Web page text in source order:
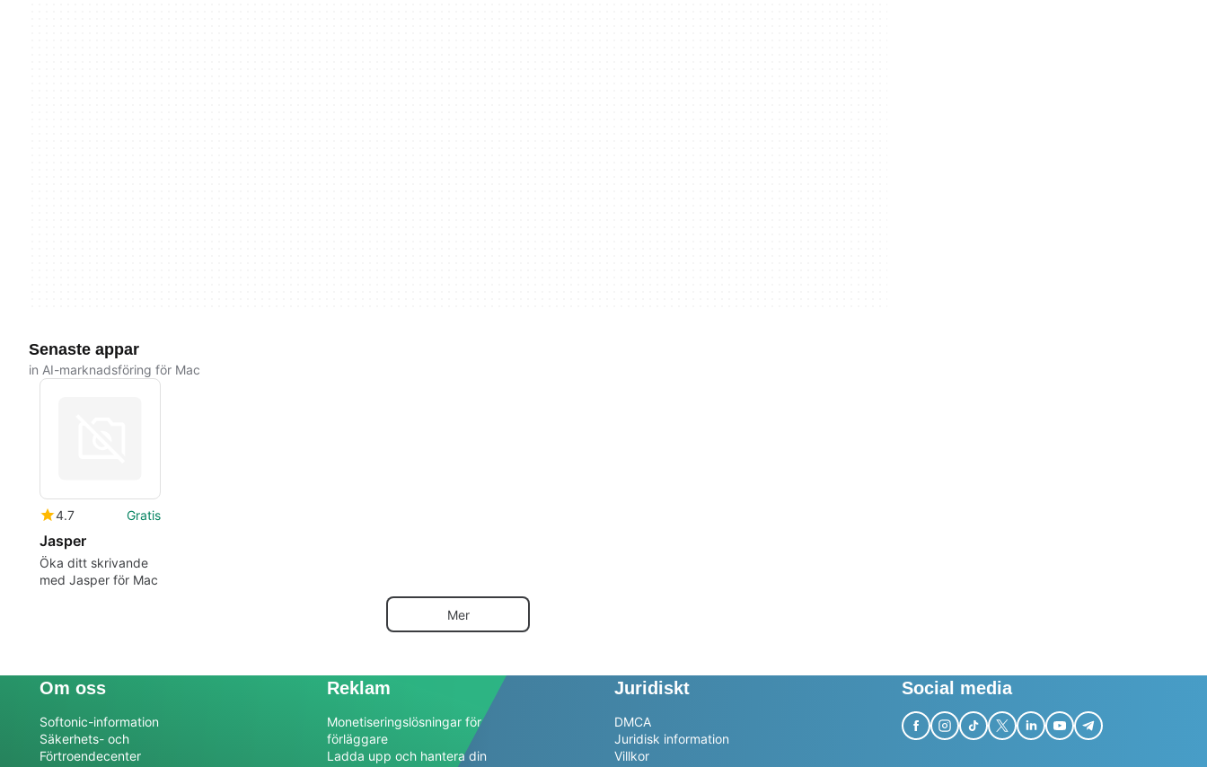
Senaste appar
in AI-marknadsföring för Mac
4.7 Gratis
Jasper
Öka ditt skrivande
med Jasper för Mac
Mer
Om oss
Softonic-information
Säkerhets- och
Förtroendecenter
Reklam
Monetiseringslösningar för
förläggare
Ladda upp och hantera din
Juridiskt
DMCA
Juridisk information
Villkor
Social media